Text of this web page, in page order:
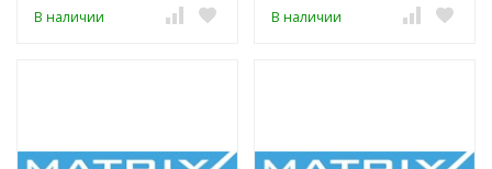
В наличии В наличии